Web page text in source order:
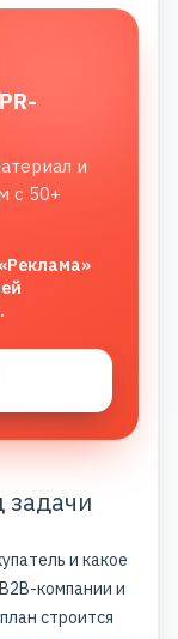
и
с 50+
задачи
и какое
компании и
строится